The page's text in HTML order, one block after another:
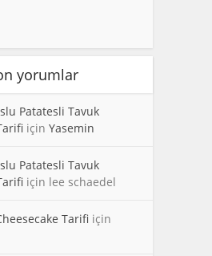
yorumlar
Patatesli Tavuk
için Yasemin
Patatesli Tavuk
için lee schaedel
Tarifi için